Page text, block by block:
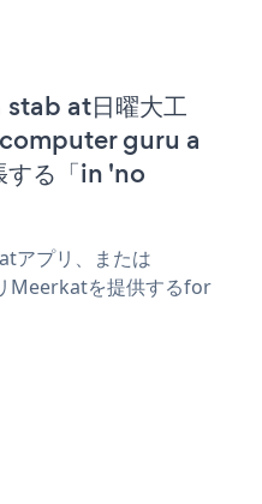
stab at日曜大工
computer guru a
る「in 'no
アプリ、または
Meerkatを提供するfor